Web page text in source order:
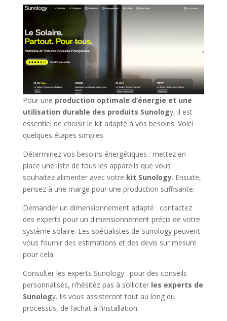
Pour une production optimale d’énergie et une
utilisation durable des produits Sunology, il est
essentiel de choisir le kit adapté à vos besoins. Voici
quelques étapes simples :
Déterminez vos besoins énergétiques : mettez en
place une liste de tous les appareils que vous
souhaitez alimenter avec votre kit Sunology. Ensuite,
pensez à une marge pour une production suffisante.
Demander un dimensionnement adapté : contactez
des experts pour un dimensionnement précis de votre
système solaire. Les spécialistes de Sunology peuvent
vous fournir des estimations et des devis sur mesure
pour cela.
Consulter les experts Sunology : pour des conseils
personnalisés, n’hésitez pas à solliciter les experts de
Sunology. Ils vous assisteront tout au long du
processus, de l’achat à l’installation.